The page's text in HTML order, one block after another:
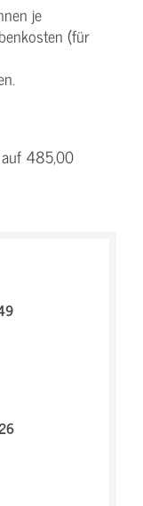
je
(für
485,00